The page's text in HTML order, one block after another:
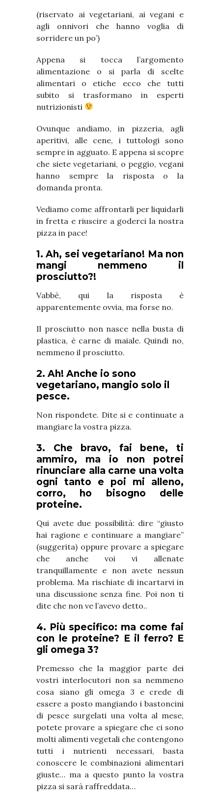
(riservato ai vegetariani, ai vegani e
agli onnivori che hanno voglia di
sorridere un po’)
Appena si tocca l’argomento
alimentazione o si parla di scelte
alimentari o etiche ecco che tutti
subito si trasformano in esperti
nutrizionisti
Ovunque andiamo, in pizzeria, agli
aperitivi, alle cene, i tuttologi sono
sempre in agguato. E appena si scopre
che siete vegetariani, o peggio, vegani
hanno sempre la risposta o la
domanda pronta.
Vediamo come affrontarli per liquidarli
in fretta e riuscire a goderci la nostra
pizza in pace!
1. Ah, sei vegetariano! Ma non
mangi nemmeno il
prosciutto?!
Vabbè, qui la risposta è
apparentemente ovvia, ma forse no.
Il prosciutto non nasce nella busta di
plastica, è carne di maiale. Quindi no,
nemmeno il prosciutto.
2. Ah! Anche io sono
vegetariano, mangio solo il
pesce.
Non rispondete. Dite si e continuate a
mangiare la vostra pizza.
3. Che bravo, fai bene, ti
ammiro, ma io non potrei
rinunciare alla carne una volta
ogni tanto e poi mi alleno,
corro, ho bisogno delle
proteine.
Qui avete due possibilità: dire “giusto
hai ragione e continuare a mangiare”
(suggerita) oppure provare a spiegare
che anche voi vi allenate
tranquillamente e non avete nessun
problema. Ma rischiate di incartarvi in
una discussione senza fine. Poi non ti
dite che non ve l’avevo detto..
4. Più specifico: ma come fai
con le proteine? E il ferro? E
gli omega 3?
Premesso che la maggior parte dei
vostri interlocutori non sa nemmeno
cosa siano gli omega 3 e crede di
essere a posto mangiando i bastoncini
di pesce surgelati una volta al mese,
potete provare a spiegare che ci sono
molti alimenti vegetali che contengono
tutti i nutrienti necessari, basta
conoscere le combinazioni alimentari
giuste… ma a questo punto la vostra
pizza si sarà raffreddata…